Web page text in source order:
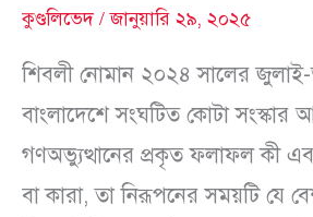
কুণ্ডলিভেদ/জানুয়ারি ২৯, ২০২৫
শিবলী নোমান ২০২৪ সালের
বাংলাদেশে সংঘটিত কোটা
গণঅভ্যুত্থানের প্রকৃত ফলাফল কী
বা কারা, তা নিরূপনের সময়টি যে